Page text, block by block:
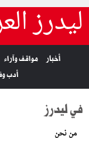
ليدرز
أخبار مواقف وآراء
أدب
في ليدرز
من نحن